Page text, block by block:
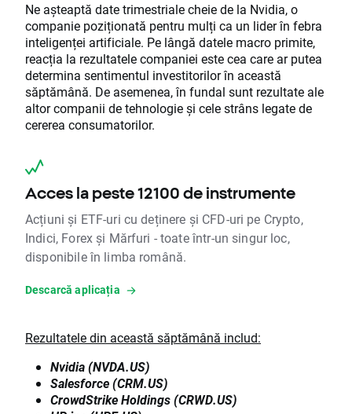
Ne așteaptă date trimestriale cheie de la Nvidia, o
companie poziționată pentru mulți ca un lider în febra
inteligenței artificiale. Pe lângă datele macro primite,
reacția la rezultatele companiei este cea care ar putea
determina sentimentul investitorilor în această
săptămână. De asemenea, în fundal sunt rezultate ale
altor companii de tehnologie și cele strâns legate de
cererea consumatorilor.
Acces la peste 12100 de instrumente
Acțiuni și ETF-uri cu deținere și CFD-uri pe Crypto,
Indici, Forex și Mărfuri - toate într-un singur loc,
disponibile în limba română.
Descarcă aplicația
Rezultatele din această săptămână includ:
Nvidia (NVDA.US)
Salesforce (CRM.US)
CrowdStrike Holdings (CRWD.US)